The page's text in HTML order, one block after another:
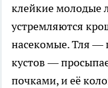
клейкие молодые
устремляются
насекомые. Тля —
кустов —
почками, и её